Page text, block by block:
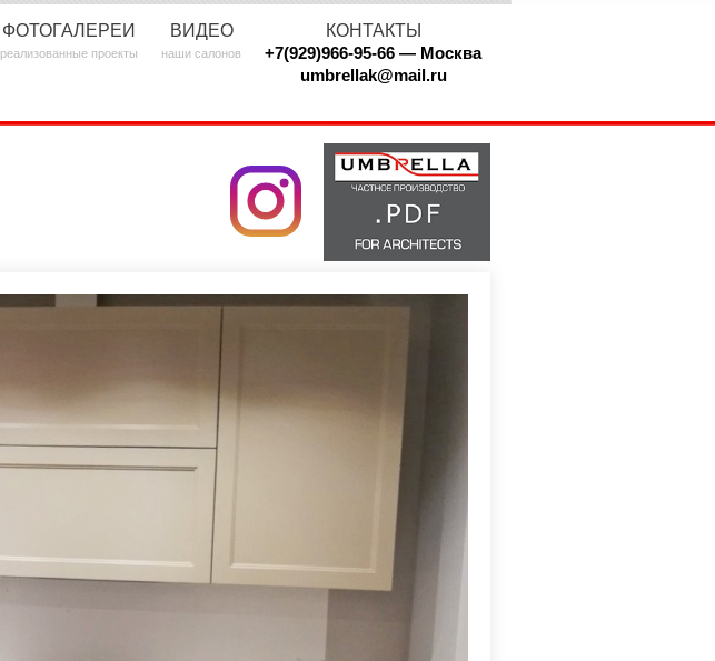
ФОТОГАЛЕРЕИ
реализованные проекты
ВИДЕО
наши салонов
КОНТАКТЫ
+7(929)966-95-66 — Москва
umbrellak@mail.ru